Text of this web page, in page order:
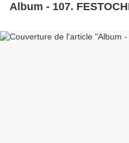
Album - 107.